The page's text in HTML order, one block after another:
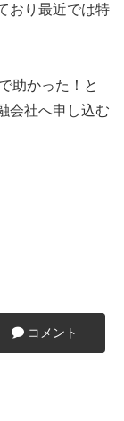
おり最近では特
助かった！と
会社へ申し込む
コメント